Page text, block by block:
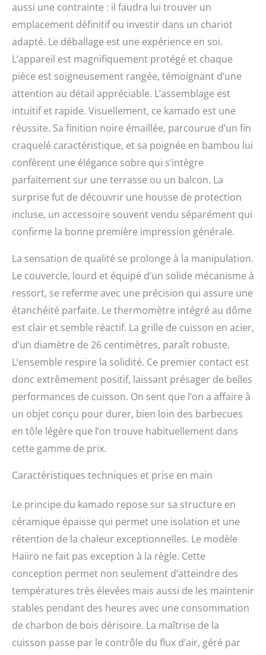
pizza délicieuse et
croustillante ? Un
barbecue japonais
convient à presque
toutes les techniques de
cuisson. Le thermomètre
dans le couvercle mesure
de manière fiable la
température jusqu'à 425
°C ou 800 °F. Pratique et
sûr : le barbecue a une
base en acier. Grâce à la
fermeture de sécurité
intégrée, le couvercle
reste toujours ouvert
malgré le poids. Grâce à
ses dimensions, ce
parfait pour les petites
surface émaillée
craquelée rend la
céramique plus robuste
et résistante aux
variations de
température. La finition
craquelure rend la
céramique plus
résistante à la cassure et
durable. La surface
émaillée craquelée
valorise le Mini Grill et le
protège également des
rayures et des chocs.
CONCEPTION | Un point
avec des matériaux de
meilleure finition en
céramique, acier et
bambou. Organisez un
grand événement de
barbecue avec votre
famille et vos amis avec
ce nouveau barbecue
pour griller avec style.
aussi une contrainte : il faudra lui trouver un
emplacement définitif ou investir dans un chariot
adapté. Le déballage est une expérience en soi.
L’appareil est magnifiquement protégé et chaque
pièce est soigneusement rangée, témoignant d’une
attention au détail appréciable. L’assemblage est
intuitif et rapide. Visuellement, ce kamado est une
réussite. Sa finition noire émaillée, parcourue d’un fin
craquelé caractéristique, et sa poignée en bambou lui
confèrent une élégance sobre qui s’intègre
parfaitement sur une terrasse ou un balcon. La
surprise fut de découvrir une housse de protection
incluse, un accessoire souvent vendu séparément qui
confirme la bonne première impression générale.
La sensation de qualité se prolonge à la manipulation.
Le couvercle, lourd et équipé d’un solide mécanisme à
ressort, se referme avec une précision qui assure une
étanchéité parfaite. Le thermomètre intégré au dôme
est clair et semble réactif. La grille de cuisson en acier,
d’un diamètre de 26 centimètres, paraît robuste.
L’ensemble respire la solidité. Ce premier contact est
donc extrêmement positif, laissant présager de belles
performances de cuisson. On sent que l’on a affaire à
un objet conçu pour durer, bien loin des barbecues
en tôle légère que l’on trouve habituellement dans
cette gamme de prix.
Caractéristiques techniques et prise en main
Le principe du kamado repose sur sa structure en
céramique épaisse qui permet une isolation et une
rétention de la chaleur exceptionnelles. Le modèle
Haiiro ne fait pas exception à la règle. Cette
conception permet non seulement d’atteindre des
températures très élevées mais aussi de les maintenir
stables pendant des heures avec une consommation
de charbon de bois dérisoire. La maîtrise de la
cuisson passe par le contrôle du flux d’air, géré par